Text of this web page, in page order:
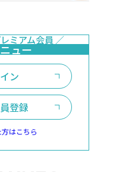
ン
登録
はこちら